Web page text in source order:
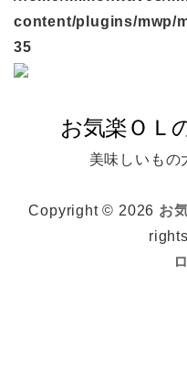
content/plugins/mwp/
35
美味しいもの
Copyright © 2026 お